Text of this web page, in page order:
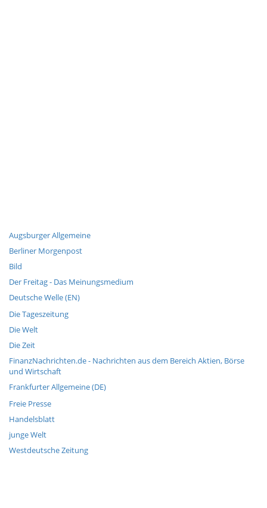
Augsburger Allgemeine
Berliner Morgenpost
Bild
Der Freitag - Das Meinungsmedium
Deutsche Welle (EN)
Die Tageszeitung
Die Welt
Die Zeit
FinanzNachrichten.de - Nachrichten aus dem Bereich Aktien, Börse
und Wirtschaft
Frankfurter Allgemeine (DE)
Freie Presse
Handelsblatt
junge Welt
Westdeutsche Zeitung